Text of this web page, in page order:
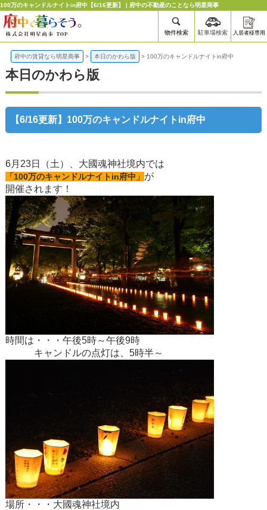
100万のキャンドルナイトin府中【6/16更新】 | 府中の不動産のことなら明星商事
物件検索 駐車場検索 入居者様専用
府中の賃貸なら明星商事 > 本日のかわら版 > 100万のキャンドルナイトin府中
本日のかわら版
【6/16更新】100万のキャンドルナイトin府中
6月23日（土）、大國魂神社境内では
「100万のキャンドルナイトin府中」 が
​開催されます！
​時間は・・・午後5時～午後9時
​ キャンドルの点灯は、5時半～
場所・・・大國魂神社境内